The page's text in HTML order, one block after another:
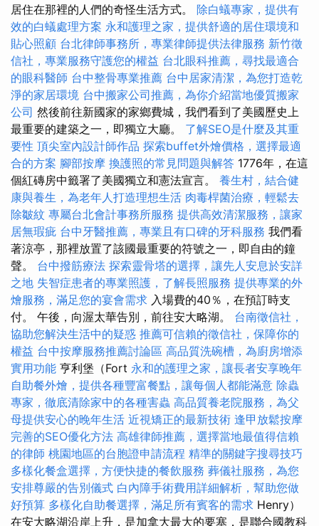
居住在那裡的人們的奇怪生活方式。 除白蟻專家，提供有
效的白蟻處理方案 永和護理之家，提供舒適的居住環境和
貼心照顧 台北律師事務所，專業律師提供法律服務 新竹徵
信社，專業服務守護您的權益 台北眼科推薦，尋找最適合
的眼科醫師 台中整骨專業推薦 台中居家清潔，為您打造乾
淨的家居環境 台中搬家公司推薦，為你介紹當地優質搬家
公司 然後前往新國家的家鄉費城，我們看到了美國歷史上
最重要的建築之一，即獨立大廳。 了解SEO是什麼及其重
要性 頂尖室內設計師作品 探索buffet外燴價格，選擇最適
合的方案 腳部按摩 換護照的常見問題與解答 1776年，在這
個紅磚房中籤署了美國獨立和憲法宣言。 養生村，結合健
康與養生，為老年人打造理想生活 肉毒桿菌治療，輕鬆去
除皺紋 專屬台北會計事務所服務 提供高效清潔服務，讓家
居無瑕疵 台中牙醫推薦，專業且有口碑的牙科服務 我們看
著涼亭，那裡放置了該國最重要的符號之一，即自由的鐘
聲。 台中撥筋療法 探索靈骨塔的選擇，讓先人安息於安詳
之地 失智症患者的專業照護，了解長照服務 提供專業的外
燴服務，滿足您的宴會需求 入場費的40％，在預訂時支
付。 午後，向渥太華告別，前往安大略湖。 台南徵信社，
協助您解決生活中的疑惑 推薦可信賴的徵信社，保障你的
權益 台中按摩服務推薦討論區 高品質洗碗槽，為廚房增添
實用功能 亨利堡（Fort 永和的護理之家，讓長者安享晚年
自助餐外燴，提供各種豐富餐點，讓每個人都能滿意 除蟲
專家，徹底清除家中的各種害蟲 高品質養老院服務，為父
母提供安心的晚年生活 近視矯正的最新技術 逢甲放鬆按摩
完善的SEO優化方法 高雄律師推薦，選擇當地最值得信賴
的律師 桃園地區的台胞證申請流程 精準的關鍵字搜尋技巧
多樣化餐盒選擇，方便快捷的餐飲服務 葬儀社服務，為您
安排尊嚴的告別儀式 白內障手術費用詳細解析，幫助您做
好預算 多樣化自助餐選擇，滿足所有賓客的需求 Henry）
在安大略湖沿岸上升，是加拿大最大的要塞，是聯合國教科